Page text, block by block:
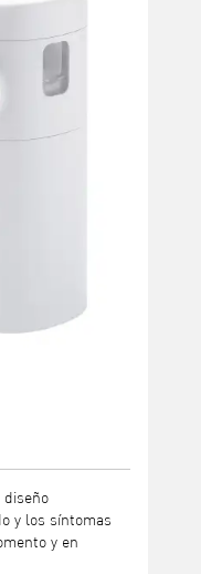
diseño
y los síntomas
y en